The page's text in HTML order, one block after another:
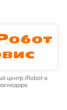
центр iRobot в